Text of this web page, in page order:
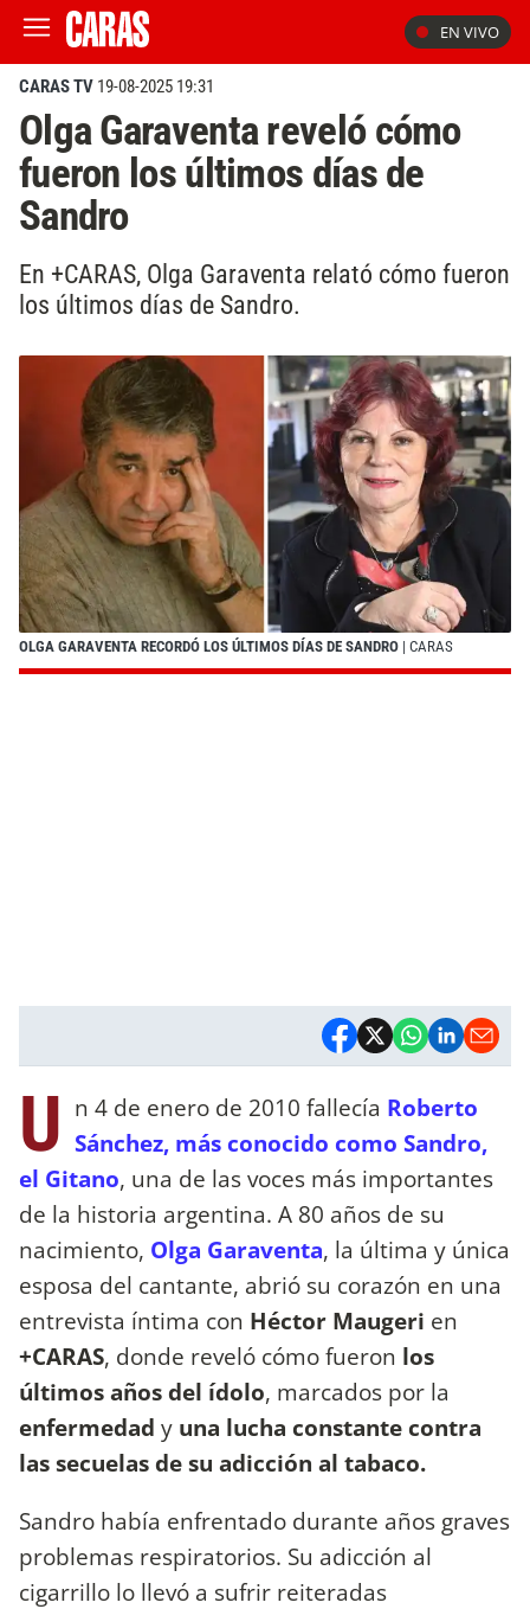
EN VIVO
CARAS TV 19-08-2025 19:31
Olga Garaventa reveló cómo
fueron los últimos días de
Sandro
En +CARAS, Olga Garaventa relató cómo fueron
los últimos días de Sandro.
OLGA GARAVENTA RECORDÓ LOS ÚLTIMOS DÍAS DE SANDRO | CARAS
U n 4 de enero de 2010 fallecía Roberto
Sánchez, más conocido como Sandro,
el Gitano, una de las voces más importantes
de la historia argentina. A 80 años de su
nacimiento, Olga Garaventa, la última y única
esposa del cantante, abrió su corazón en una
entrevista íntima con Héctor Maugeri en
+CARAS, donde reveló cómo fueron los
últimos años del ídolo, marcados por la
enfermedad y una lucha constante contra
las secuelas de su adicción al tabaco.
Sandro había enfrentado durante años graves
problemas respiratorios. Su adicción al
cigarrillo lo llevó a sufrir reiteradas